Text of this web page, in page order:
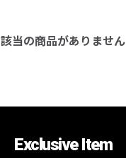
該当の商品がありません
Exclusive Item